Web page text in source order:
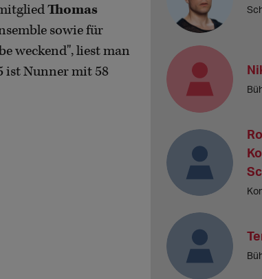
Thomas
sowie für
weckend", liest man
ist Nunner mit 58